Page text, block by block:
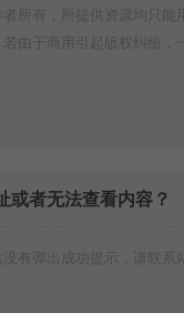
者所有，所提供资源均只能
由于商用引起版权纠纷，
或者无法查看内容？
有弹出成功提示，请联系